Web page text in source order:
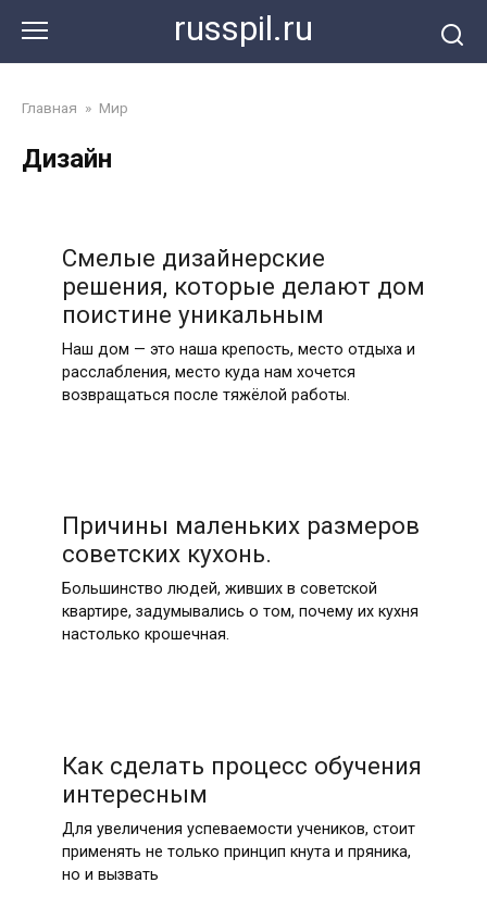
контенту
russpil.ru
Главная » Мир
Дизайн
Смелые дизайнерские
решения, которые делают дом
поистине уникальным
Наш дом — это наша крепость, место отдыха и
расслабления, место куда нам хочется
возвращаться после тяжёлой работы.
Причины маленьких размеров
советских кухонь.
Большинство людей, живших в советской
квартире, задумывались о том, почему их кухня
настолько крошечная.
Как сделать процесс обучения
интересным
Для увеличения успеваемости учеников, стоит
применять не только принцип кнута и пряника,
но и вызвать